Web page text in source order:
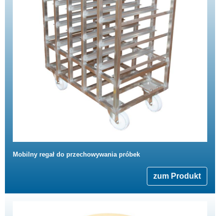
Mobilny regał do przechowywania próbek
zum Produkt